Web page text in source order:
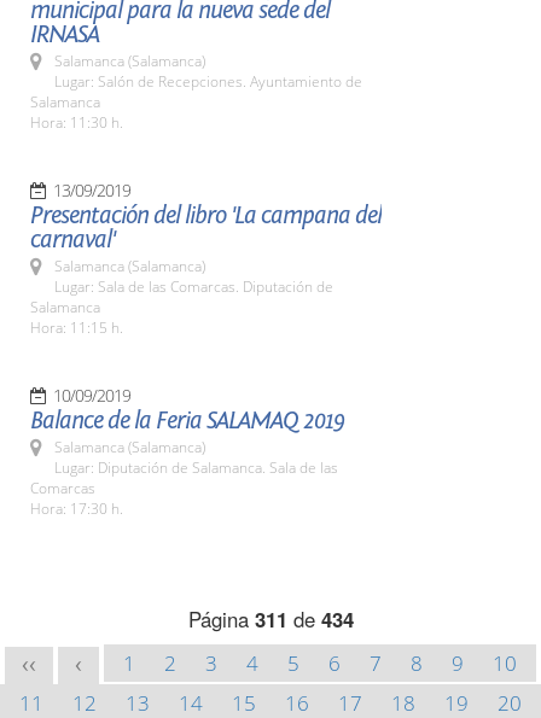
municipal para la nueva sede del
IRNASA
Salamanca (Salamanca)
Lugar: Salón de Recepciones. Ayuntamiento de
Salamanca
Hora: 11:30 h.
13/09/2019
Presentación del libro 'La campana del
carnaval'
Salamanca (Salamanca)
Lugar: Sala de las Comarcas. Diputación de
Salamanca
Hora: 11:15 h.
10/09/2019
Balance de la Feria SALAMAQ 2019
Salamanca (Salamanca)
Lugar: Diputación de Salamanca. Sala de las
Comarcas
Hora: 17:30 h.
Página 311 de 434
<< < 1 2 3 4 5 6 7 8 9
10
11
12 13 14 15 16 17 18 19
20